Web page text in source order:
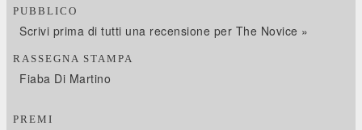
PUBBLICO
Scrivi prima di tutti una recensione per The Novice »
RASSEGNA STAMPA
Fiaba Di Martino
PREMI